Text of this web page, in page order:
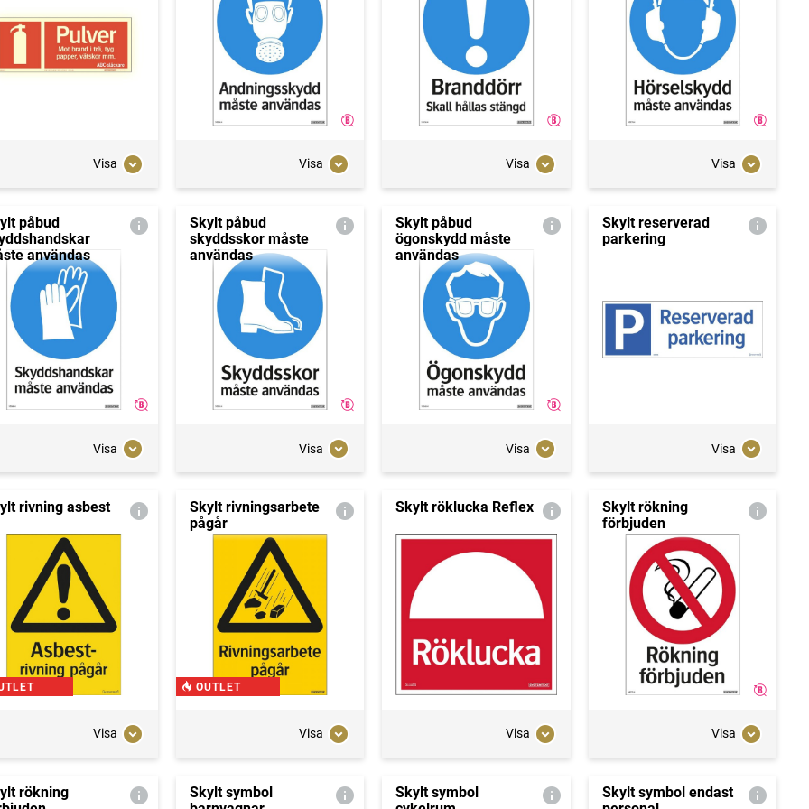
Visa Visa Visa Visa
påbud
användas
Visa
Skylt påbud
skyddsskor måste
användas
Visa
Skylt påbud
ögonskydd måste
användas
Visa
Skylt reserverad
parkering
Visa
rivning asbest
Visa
Skylt rivningsarbete
pågår
OUTLET
Visa
Skylt röklucka Reflex
Visa
Skylt rökning
förbjuden
Visa
rökning
Skylt symbol
Skylt symbol
Skylt symbol endast